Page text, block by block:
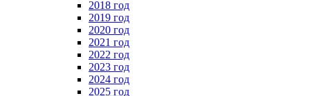
2018 год
2019 год
2020 год
2021 год
2022 год
2023 год
2024 год
2025 год